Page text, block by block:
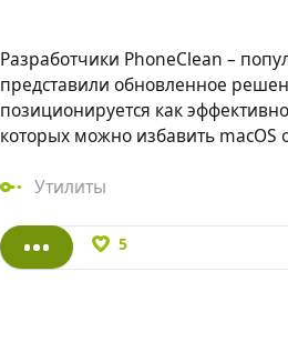
Разработчики PhoneClean –
представили обновленное
позиционируется как
которых можно избавить macOS
Утилиты
5